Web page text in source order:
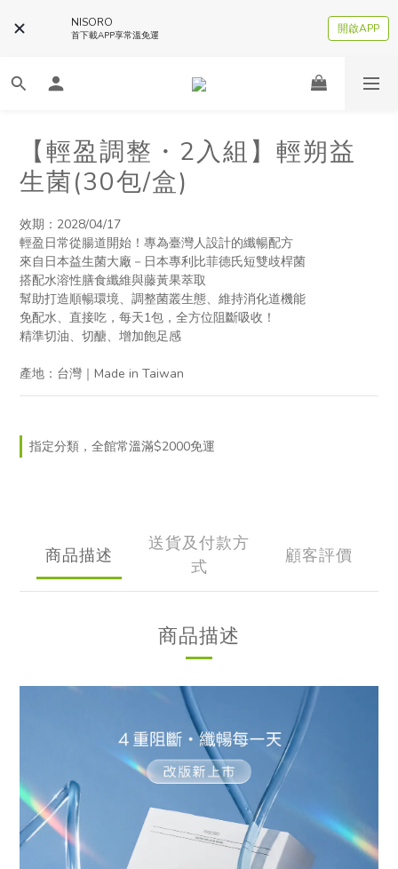
NISORO
首下載APP享常溫免運 開啟APP
【輕盈調整・2入組】輕朔益
生菌(30包/盒)
效期：2028/04/17
輕盈日常從腸道開始！專為臺灣人設計的纖暢配方
來自日本益生菌大廠－日本專利比菲德氏短雙歧桿菌
搭配水溶性膳食纖維與藤黃果萃取
幫助打造順暢環境、調整菌叢生態、維持消化道機能
免配水、直接吃，每天1包，全方位阻斷吸收！
精準切油、切醣、增加飽足感
產地：台灣｜Made in Taiwan
指定分類，全館常溫滿$2000免運
商品描述
送貨及付款方
式
顧客評價
商品描述